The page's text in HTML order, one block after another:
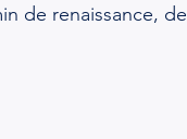
de renaissance, de